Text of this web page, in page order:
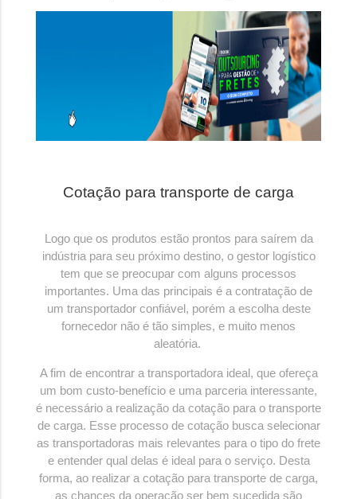
Cotação para transporte de carga
Logo que os produtos estão prontos para saírem da
indústria para seu próximo destino, o gestor logístico
tem que se preocupar com alguns processos
importantes. Uma das principais é a contratação de
um transportador confiável, porém a escolha deste
fornecedor não é tão simples, e muito menos
aleatória.
A fim de encontrar a transportadora ideal, que ofereça
um bom custo-benefício e uma parceria interessante,
é necessário a realização da cotação para o transporte
de carga. Esse processo de cotação busca selecionar
as transportadoras mais relevantes para o tipo do frete
e entender qual delas é ideal para o serviço. Desta
forma, ao realizar a cotação para transporte de carga,
as chances da operação ser bem sucedida são